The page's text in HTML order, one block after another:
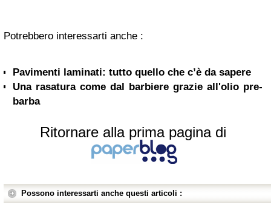
Potrebbero interessarti anche :
Pavimenti laminati: tutto quello che c’è da sapere
Una rasatura come dal barbiere grazie all'olio pre-
barba
Ritornare alla prima pagina di
Possono interessarti anche questi articoli :